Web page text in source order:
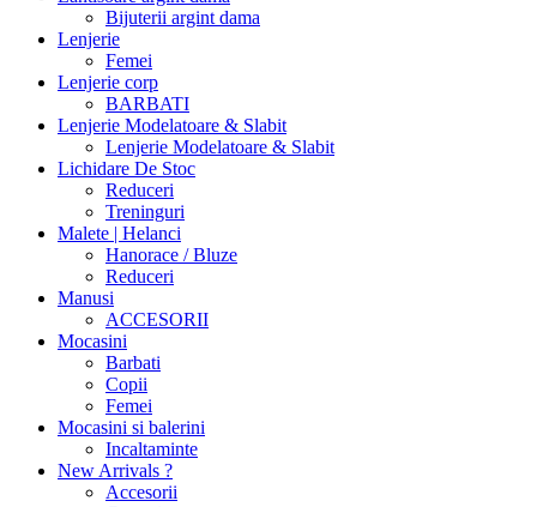
Bijuterii argint dama
Lenjerie
Femei
Lenjerie corp
BARBATI
Lenjerie Modelatoare & Slabit
Lenjerie Modelatoare & Slabit
Lichidare De Stoc
Reduceri
Treninguri
Malete | Helanci
Hanorace / Bluze
Reduceri
Manusi
ACCESORII
Mocasini
Barbati
Copii
Femei
Mocasini si balerini
Incaltaminte
New Arrivals ?
Accesorii